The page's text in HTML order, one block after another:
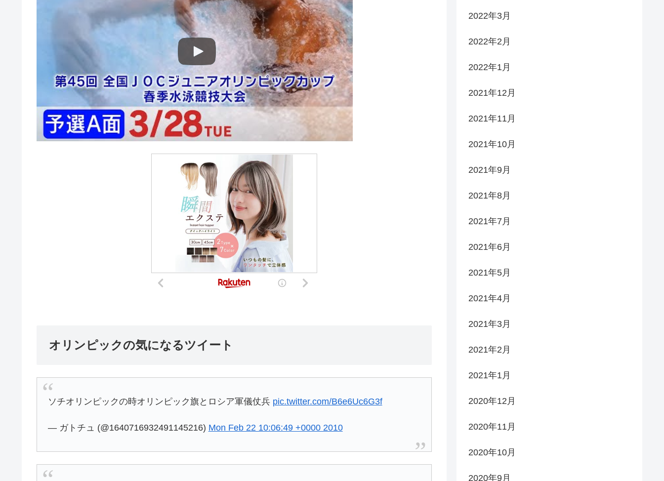
オリンピックの気になるツイート
ソチオリンピックの時オリンピック旗とロシア軍儀仗兵 pic.twitter.com/B6e6Uc6G3f
— ガトチュ (@1640716932491145216) Mon Feb 22 10:06:49 +0000 2010
2022年3月
2022年2月
2022年1月
2021年12月
2021年11月
2021年10月
2021年9月
2021年8月
2021年7月
2021年6月
2021年5月
2021年4月
2021年3月
2021年2月
2021年1月
2020年12月
2020年11月
2020年10月
2020年9月